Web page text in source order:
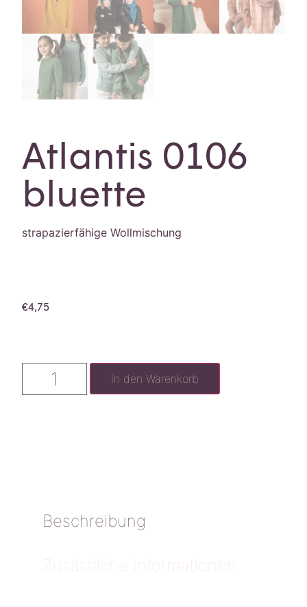
Atlantis 0106
bluette
strapazierfähige Wollmischung
€4,75
In den Warenkorb
Beschreibung
Zusätzliche Informationen